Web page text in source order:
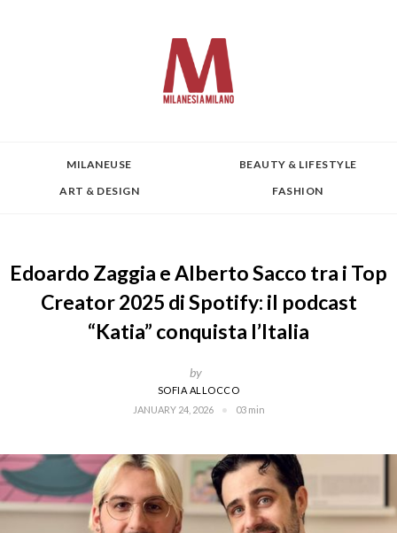
MILANEUSE
BEAUTY & LIFESTYLE
ART & DESIGN
FASHION
Edoardo Zaggia e Alberto Sacco tra i Top
Creator 2025 di Spotify: il podcast
“Katia” conquista l’Italia
by
SOFIA ALLOCCO
JANUARY 24, 2026
03 min